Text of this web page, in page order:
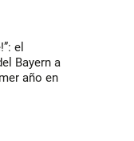
el
Bayern a
año en